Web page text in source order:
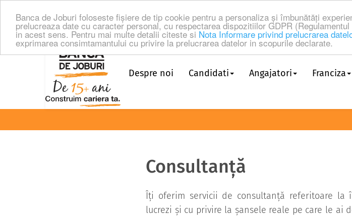
Banca de Joburi foloseste fişiere de tip cookie pentru a personaliza și îmbunătăți
prelucreaza date cu caracter personal, cu respectarea dispozitiilor GDPR
in acest sens. Pentru mai multe detalii citeste si Nota Informare privind prelucrarea
exprimarea consimtamantului cu privire la prelucrarea datelor in scopurile declarate.
Despre noi Candidati Angajatori Franciza
Consultanță
Îți oferim servicii de consultanță referitoare la
lucrezi și cu privire la șansele reale pe care le ai